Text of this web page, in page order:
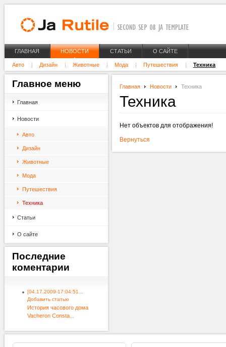
ГЛАВНАЯ НОВОСТИ СТАТЬИ О САЙТЕ
Авто Дизайн Животные Мода Путешествия Техника
Главная Новости Техника
Техника
Нет объектов для отображения!
Вернуться
Главное меню
Главная
Новости
Авто
Дизайн
Животные
Мода
Путешествия
Техника
Статьи
О сайте
Последние
коментарии
[04.17.2009-17:04:51...
Добавить статью
История часового дома
Vacheron Consta...